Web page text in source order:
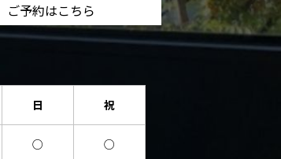
ご予約はこちら
日 祝
○ ○